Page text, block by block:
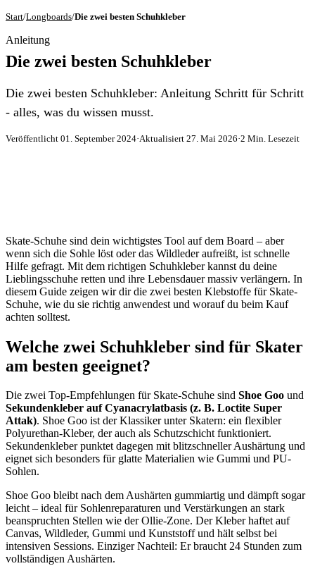
Start/Longboards/Die zwei besten Schuhkleber
Anleitung
Die zwei besten Schuhkleber
Die zwei besten Schuhkleber: Anleitung Schritt für Schritt
- alles, was du wissen musst.
Veröffentlicht 01. September 2024·Aktualisiert 27. Mai 2026·2 Min. Lesezeit
Skate-Schuhe sind dein wichtigstes Tool auf dem Board – aber
wenn sich die Sohle löst oder das Wildleder aufreißt, ist schnelle
Hilfe gefragt. Mit dem richtigen Schuhkleber kannst du deine
Lieblingsschuhe retten und ihre Lebensdauer massiv verlängern. In
diesem Guide zeigen wir dir die zwei besten Klebstoffe für Skate-
Schuhe, wie du sie richtig anwendest und worauf du beim Kauf
achten solltest.
Welche zwei Schuhkleber sind für Skater
am besten geeignet?
Die zwei Top-Empfehlungen für Skate-Schuhe sind Shoe Goo und
Sekundenkleber auf Cyanacrylatbasis (z. B. Loctite Super
Attak). Shoe Goo ist der Klassiker unter Skatern: ein flexibler
Polyurethan-Kleber, der auch als Schutzschicht funktioniert.
Sekundenkleber punktet dagegen mit blitzschneller Aushärtung und
eignet sich besonders für glatte Materialien wie Gummi und PU-
Sohlen.
Shoe Goo bleibt nach dem Aushärten gummiartig und dämpft sogar
leicht – ideal für Sohlenreparaturen und Verstärkungen an stark
beanspruchten Stellen wie der Ollie-Zone. Der Kleber haftet auf
Canvas, Wildleder, Gummi und Kunststoff und hält selbst bei
intensiven Sessions. Einziger Nachteil: Er braucht 24 Stunden zum
vollständigen Aushärten.